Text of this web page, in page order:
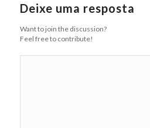
Deixe uma resposta
Want to join the discussion?
Feel free to contribute!